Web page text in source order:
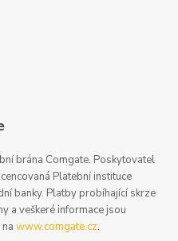
brána Comgate. Poskytovatel
Platební instituce
banky. Platby probíhající skrze
a veškeré informace jsou
nawww.comgate.cz.